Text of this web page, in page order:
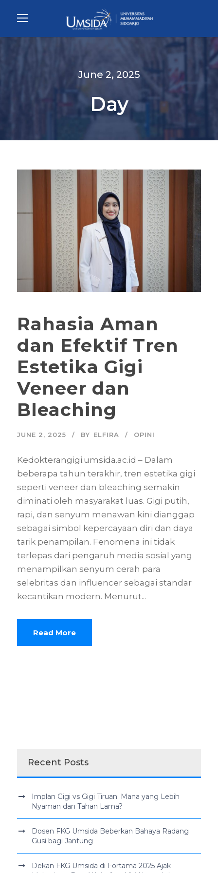
June 2, 2025
Day
Rahasia Aman
dan Efektif Tren
Estetika Gigi
Veneer dan
Bleaching
JUNE 2, 2025 BY ELFIRA OPINI
Kedokterangigi.umsida.ac.id – Dalam
beberapa tahun terakhir, tren estetika gigi
seperti veneer dan bleaching semakin
diminati oleh masyarakat luas. Gigi putih,
rapi, dan senyum menawan kini dianggap
sebagai simbol kepercayaan diri dan daya
tarik penampilan. Fenomena ini tidak
terlepas dari pengaruh media sosial yang
menampilkan senyum cerah para
selebritas dan influencer sebagai standar
kecantikan modern. Menurut...
Read More
Recent Posts
Implan Gigi vs Gigi Tiruan: Mana yang Lebih
Nyaman dan Tahan Lama?
Dosen FKG Umsida Beberkan Bahaya Radang
Gusi bagi Jantung
Dekan FKG Umsida di Fortama 2025 Ajak